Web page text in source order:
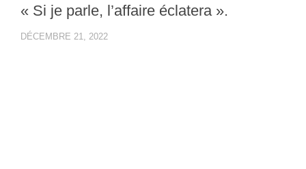
« Si je parle, l’affaire éclatera ».
DÉCEMBRE 21, 2022